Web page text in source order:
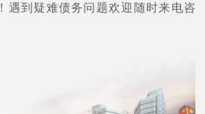
！遇到疑难债务问题欢迎随时来电咨